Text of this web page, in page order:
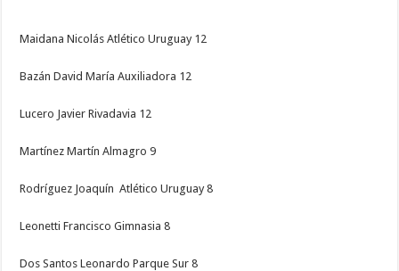
Maidana Nicolás Atlético Uruguay 12
Bazán David María Auxiliadora 12
Lucero Javier Rivadavia 12
Martínez Martín Almagro 9
Rodríguez Joaquín Atlético Uruguay 8
Leonetti Francisco Gimnasia 8
Dos Santos Leonardo Parque Sur 8